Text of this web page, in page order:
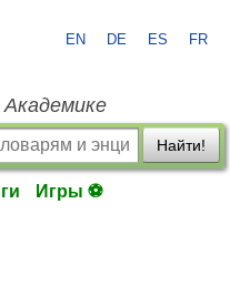
EN DE ES FR
Академике
Найти!
Игры ⚽